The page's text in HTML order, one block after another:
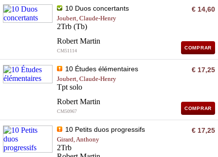
10 Duos concertants
Joubert, Claude-Henry
2Trb (Tb)
Robert Martin
CM51114
€ 14,60
COMPRAR
10 Études élémentaires
Joubert, Claude-Henry
Tpt solo
Robert Martin
CM50967
€ 17,25
COMPRAR
10 Petits duos progressifs
Girard, Anthony
2Trb
€ 17,25